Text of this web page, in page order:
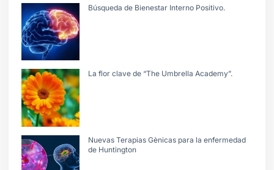
Búsqueda de Bienestar Interno Positivo.
La flor clave de “The Umbrella Academy”.
Nuevas Terapias Gènicas para la enfermedad
de Huntington